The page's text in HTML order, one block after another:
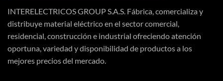
INTERELECTRICOS GROUP S.A.S. Fábrica, comercializa y
distribuye material eléctrico en el sector comercial,
residencial, construcción e industrial ofreciendo atención
oportuna, variedad y disponibilidad de productos a los
mejores precios del mercado.